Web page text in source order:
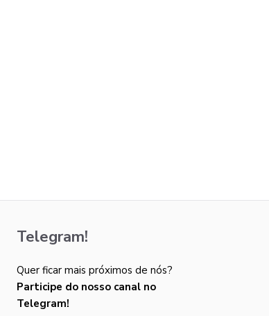
Telegram!
Quer ficar mais próximos de nós?
Participe do nosso canal no
Telegram!